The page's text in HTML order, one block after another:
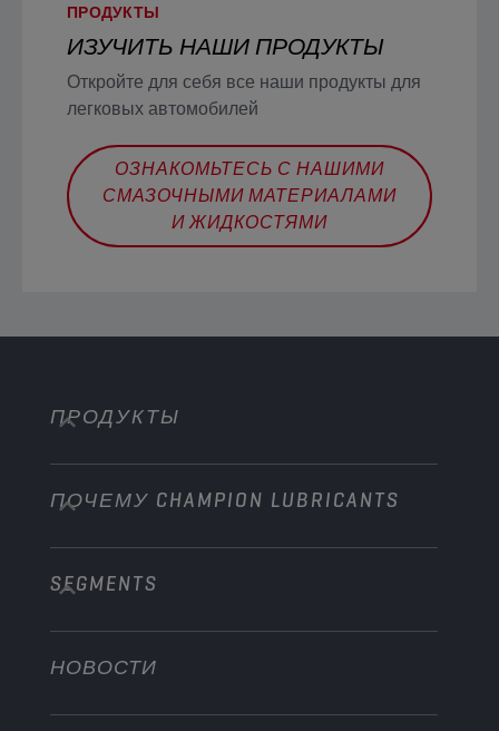
ПРОДУКТЫ
ИЗУЧИТЬ НАШИ ПРОДУКТЫ
Откройте для себя все наши продукты для
легковых автомобилей
ОЗНАКОМЬТЕСЬ С НАШИМИ
СМАЗОЧНЫМИ МАТЕРИАЛАМИ
И ЖИДКОСТЯМИ
ПРОДУКТЫ
Легковые автомобили
Грузовая техника
Внедорожная техника
ПОЧЕМУ CHAMPION LUBRICANTS
О нас
Technology
Сотрудничество в мотоспорте
SEGMENTS
Легковые автомобили
Мотоциклы
НОВОСТИ